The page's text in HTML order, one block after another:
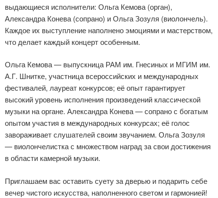
выдающиеся исполнители: Ольга Кемова (орган),
Александра Конева (сопрано) и Ольга Зозуля (виолончель).
Каждое их выступление наполнено эмоциями и мастерством,
что делает каждый концерт особенным.
Ольга Кемова — выпускница РАМ им. Гнесиных и МГИМ им.
А.Г. Шнитке, участница всероссийских и международных
фестивалей, лауреат конкурсов; её опыт гарантирует
высокий уровень исполнения произведений классической
музыки на органе. Александра Конева — сопрано с богатым
опытом участия в международных конкурсах; её голос
завораживает слушателей своим звучанием. Ольга Зозуля
— виолончелистка с множеством наград за свои достижения
в области камерной музыки.
Приглашаем вас оставить суету за дверью и подарить себе
вечер чистого искусства, наполненного светом и гармонией!